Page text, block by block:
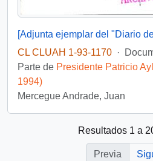
[Adjunta ejemplar del "Diario
CL CLUAH 1-93-1170 ·
Parte de Presidente Patricio
1994)
Mercegue Andrade, Juan
Resultados 1 a
Previa